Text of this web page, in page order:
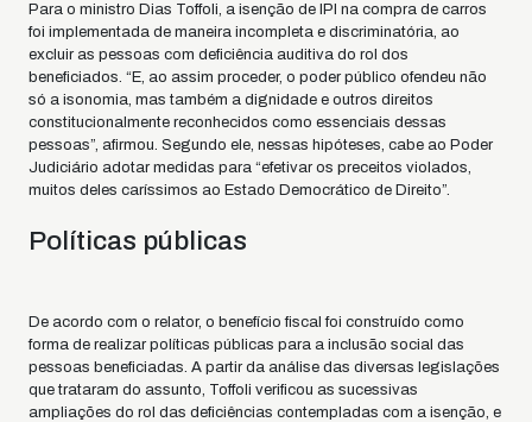
Para o ministro Dias Toffoli, a isenção de IPI na compra de carros
foi implementada de maneira incompleta e discriminatória, ao
excluir as pessoas com deficiência auditiva do rol dos
beneficiados. “E, ao assim proceder, o poder público ofendeu não
só a isonomia, mas também a dignidade e outros direitos
constitucionalmente reconhecidos como essenciais dessas
pessoas”, afirmou. Segundo ele, nessas hipóteses, cabe ao Poder
Judiciário adotar medidas para “efetivar os preceitos violados,
muitos deles caríssimos ao Estado Democrático de Direito”.
Políticas públicas
De acordo com o relator, o benefício fiscal foi construído como
forma de realizar políticas públicas para a inclusão social das
pessoas beneficiadas. A partir da análise das diversas legislações
que trataram do assunto, Toffoli verificou as sucessivas
ampliações do rol das deficiências contempladas com a isenção, e